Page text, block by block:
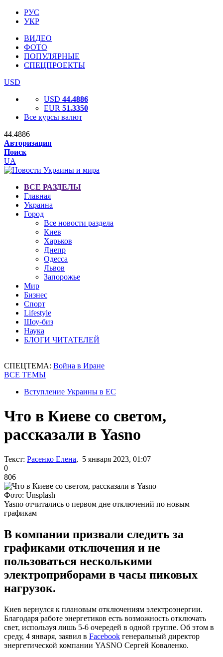
РУС
УКР
ВИДЕО
ФОТО
ПОПУЛЯРНЫЕ
СПЕЦПРОЕКТЫ
USD
USD 44.4886
EUR 51.3350
Все курсы валют
44.4886
Авторизация
Поиск
UA
ВСЕ РАЗДЕЛЫ
Главная
Украина
Город
Все новости раздела
Киев
Харьков
Днепр
Одесса
Львов
Запорожье
Мир
Бизнес
Спорт
Lifestyle
Шоу-биз
Наука
БЛОГИ ЧИТАТЕЛЕЙ
СПЕЦТЕМА: Война в Иране
ВСЕ ТЕМЫ
Вступление Украины в ЕС
Что в Киеве со светом,
рассказали в Yasno
Текст: Расенко Елена, 5 января 2023, 01:07
0
806
Фото: Unsplash
Yasno отчитались о первом дне отключений по новым
графикам
В компании призвали следить за
графиками отключения и не
пользоваться несколькими
электроприборами в часы пиковых
нагрузок.
Киев вернулся к плановым отключениям электроэнергии.
Благодаря работе энергетиков есть возможность отключать
свет, используя лишь 5-6 очередей в одной группе. Об этом в
среду, 4 января, заявил в Facebook генеральный директор
энергетической компании YASNO Сергей Коваленко.